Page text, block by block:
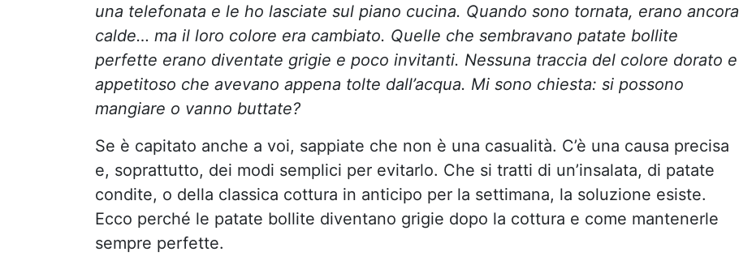
una telefonata e le ho lasciate sul piano cucina. Quando sono tornata, erano ancora
calde… ma il loro colore era cambiato. Quelle che sembravano patate bollite
perfette erano diventate grigie e poco invitanti. Nessuna traccia del colore dorato e
appetitoso che avevano appena tolte dall’acqua. Mi sono chiesta: si possono
mangiare o vanno buttate?
Se è capitato anche a voi, sappiate che non è una casualità. C’è una causa precisa
e, soprattutto, dei modi semplici per evitarlo. Che si tratti di un’insalata, di patate
condite, o della classica cottura in anticipo per la settimana, la soluzione esiste.
Ecco perché le patate bollite diventano grigie dopo la cottura e come mantenerle
sempre perfette.